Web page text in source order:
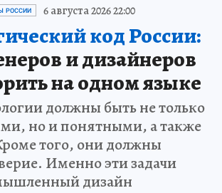
РОССИИ 6 августа 2026 22:00
код России:
и дизайнеров
на одном языке
должны быть не только
но и понятными, а также
того, они должны
Именно эти задачи
дизайн